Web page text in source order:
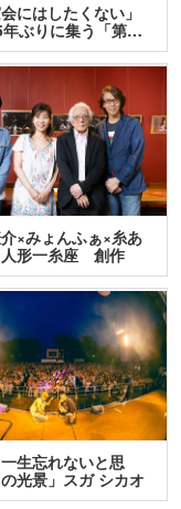
会にはしたくない」
ぶりに集う「第…
×みょんふぁ×糸あ
人形一糸座 創作
一生忘れないと思
光景」スガ シカオ